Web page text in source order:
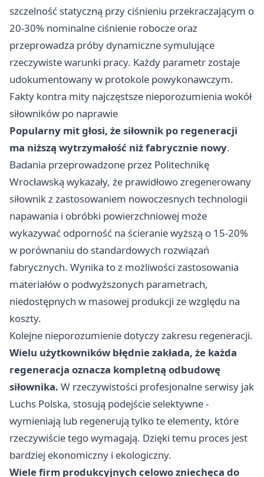
szczelność statyczną przy ciśnieniu przekraczającym o
20-30% nominalne ciśnienie robocze oraz
przeprowadza próby dynamiczne symulujące
rzeczywiste warunki pracy. Każdy parametr zostaje
udokumentowany w protokole powykonawczym.
Fakty kontra mity najczęstsze nieporozumienia wokół
siłowników po naprawie
Popularny mit głosi, że siłownik po regeneracji
ma niższą wytrzymałość niż fabrycznie nowy.
Badania przeprowadzone przez Politechnikę
Wrocławską wykazały, że prawidłowo zregenerowany
siłownik z zastosowaniem nowoczesnych technologii
napawania i obróbki powierzchniowej może
wykazywać odporność na ścieranie wyższą o 15-20%
w porównaniu do standardowych rozwiązań
fabrycznych. Wynika to z możliwości zastosowania
materiałów o podwyższonych parametrach,
niedostępnych w masowej produkcji ze względu na
koszty.
Kolejne nieporozumienie dotyczy zakresu regeneracji.
Wielu użytkowników błędnie zakłada, że każda
regeneracja oznacza kompletną odbudowę
siłownika. W rzeczywistości profesjonalne serwisy jak
Luchs Polska, stosują podejście selektywne -
wymieniają lub regenerują tylko te elementy, które
rzeczywiście tego wymagają. Dzięki temu proces jest
bardziej ekonomiczny i ekologiczny.
Wiele firm produkcyjnych celowo zniechęca do